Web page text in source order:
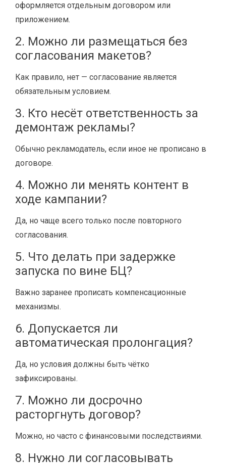
оформляется отдельным договором или
приложением.
2. Можно ли размещаться без
согласования макетов?
Как правило, нет — согласование является
обязательным условием.
3. Кто несёт ответственность за
демонтаж рекламы?
Обычно рекламодатель, если иное не прописано в
договоре.
4. Можно ли менять контент в
ходе кампании?
Да, но чаще всего только после повторного
согласования.
5. Что делать при задержке
запуска по вине БЦ?
Важно заранее прописать компенсационные
механизмы.
6. Допускается ли
автоматическая пролонгация?
Да, но условия должны быть чётко
зафиксированы.
7. Можно ли досрочно
расторгнуть договор?
Можно, но часто с финансовыми последствиями.
8. Нужно ли согласовывать